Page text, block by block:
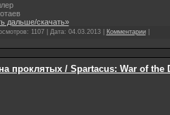
дальше/скачать»
1107 | Дата: 04.03.2013| Комментарии|
проклятых / Spartacus: War of the